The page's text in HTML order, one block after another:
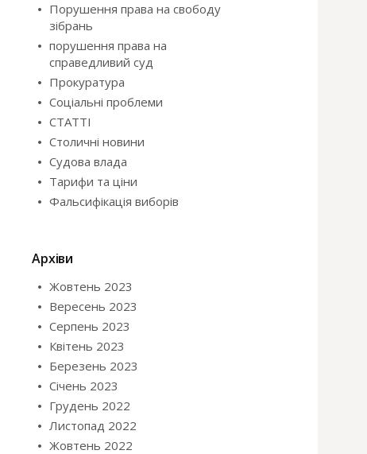
Порушення права на свободу
зібрань
порушення права на
справедливий суд
Прокуратура
Соціальні проблеми
СТАТТІ
Столичні новини
Судова влада
Тарифи та ціни
Фальсифікація виборів
Архіви
Жовтень 2023
Вересень 2023
Серпень 2023
Квітень 2023
Березень 2023
Січень 2023
Грудень 2022
Листопад 2022
Жовтень 2022